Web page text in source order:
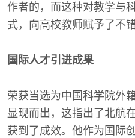
作者的，而这种对教学与
式，向高校教师赋予了不
国际人才引进成果
荣获当选为中国科学院外
显现而出，这指出了北航
获到了成效。他作为国际